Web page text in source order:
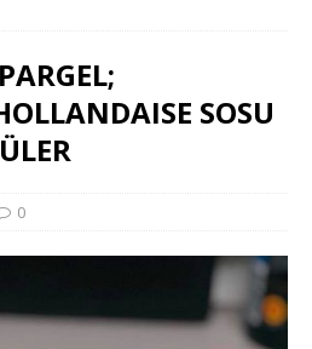
SOSU
0